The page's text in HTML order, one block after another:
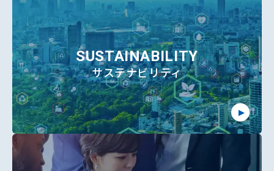
SUSTAINABILITY
サステナビリティ